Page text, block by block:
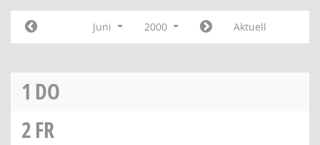
Juni 2000 Aktuell
1 DO
2FR